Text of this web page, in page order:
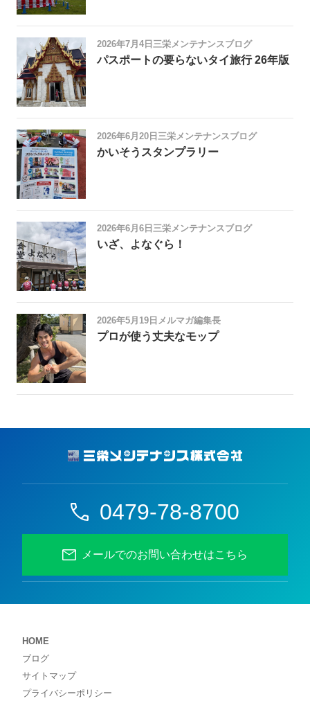
2026年7月4日 三栄メンテナンスブログ
パスポートの要らないタイ旅行 26年版
2026年6月20日 三栄メンテナンスブログ
かいそうスタンプラリー
2026年6月6日 三栄メンテナンスブログ
いざ、よなぐら！
2026年5月19日 メルマガ編集長
プロが使う丈夫なモップ
0479-78-8700
メールでのお問い合わせはこちら
HOME
ブログ
サイトマップ
プライバシーポリシー